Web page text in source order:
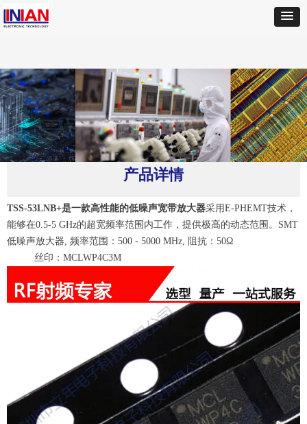
首页 ꄲ MINI TSS-53LNB+高性能的低噪声宽带放大器
TSS-53LNB+是一款高性能的低噪声宽带放大器采用E-PHEMT技术，
能够在0.5-5 GHz的超宽频率范围内工作，提供极高的动态范围。SMT
低噪声放大器, 频率范围：500 - 5000 MHz, 阻抗：50Ω
丝印：MCLWP4C3M
产品详情